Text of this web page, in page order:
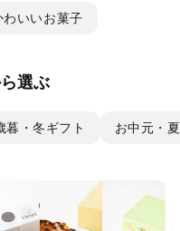
わいいお菓子
選ぶ
暮・冬ギフト お中元・